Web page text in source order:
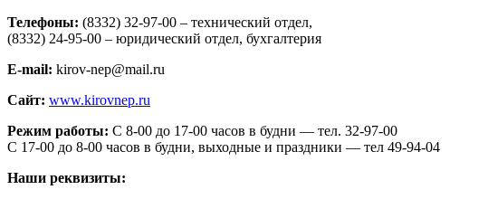
Телефоны: (8332) 32-97-00 – технический отдел,
(8332) 24-95-00 – юридический отдел, бухгалтерия
E-mail: kirov-nep@mail.ru
Сайт: www.kirovnep.ru
Режим работы: С 8-00 до 17-00 часов в будни — тел. 32-97-00
С 17-00 до 8-00 часов в будни, выходные и праздники — тел 49-94-04
Наши реквизиты: